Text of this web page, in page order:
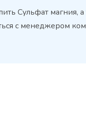
Сульфат
с менеджером